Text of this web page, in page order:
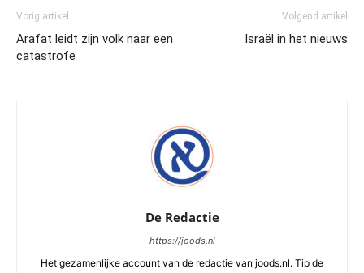
Vorig artikel
Arafat leidt zijn volk naar een
catastrofe
Volgend artikel
Israël in het nieuws
De Redactie
https://joods.nl
Het gezamenlijke account van de redactie van joods.nl. Tip de